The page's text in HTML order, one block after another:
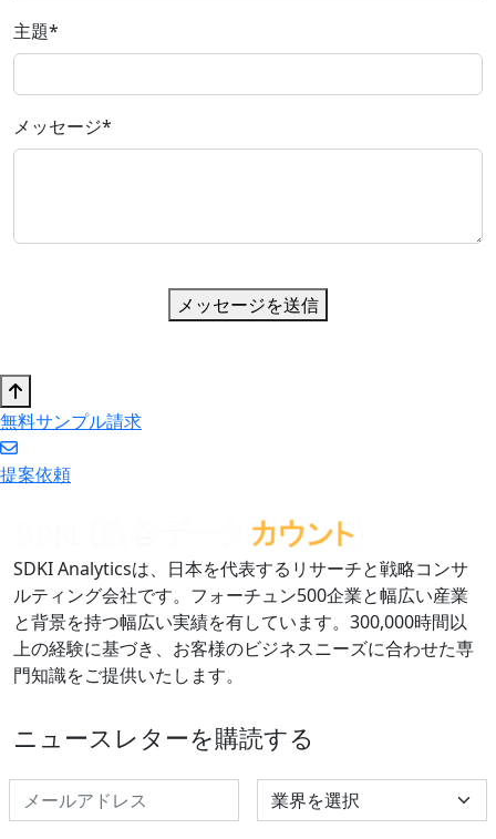
主題*
メッセージ*
メッセージを送信
無料サンプル請求
提案依頼
SDKI Analyticsは、日本を代表するリサーチと戦略コンサ
ルティング会社です。フォーチュン500企業と幅広い産業
と背景を持つ幅広い実績を有しています。300,000時間以
上の経験に基づき、お客様のビジネスニーズに合わせた専
門知識をご提供いたします。
ニュースレターを購読する
Select Industry